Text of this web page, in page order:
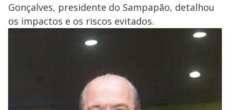
Gonçalves, presidente do Sampapão, detalhou
os impactos e os riscos evitados.